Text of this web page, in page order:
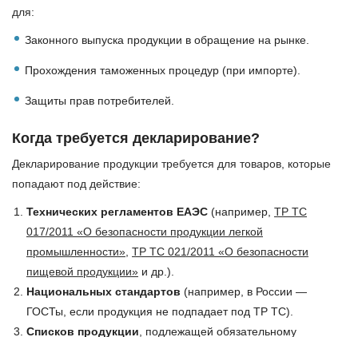
для:
Законного выпуска продукции в обращение на рынке.
Прохождения таможенных процедур (при импорте).
Защиты прав потребителей.
Когда требуется декларирование?
Декларирование продукции требуется для товаров, которые
попадают под действие:
Технических регламентов ЕАЭС (например, ТР ТС
017/2011 «О безопасности продукции легкой
промышленности» ТР ТС 021/2011 «О безопасности
пищевой продукции» и др.).
Национальных стандартов (например, в России —
ГОСТы, если продукция не подпадает под ТР ТС).
Списков продукции , подлежащей обязательному